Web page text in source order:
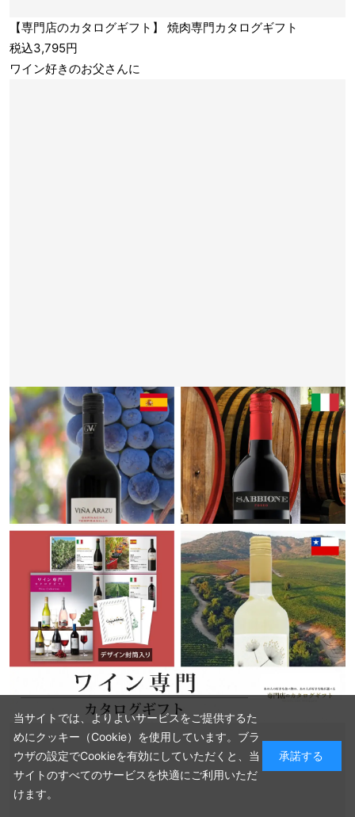
【専門店のカタログギフト】 焼肉専門カタログギフト
税込3,795円
ワイン好きのお父さんに
当サイトでは、よりよいサービスをご提供するた
めにクッキー（Cookie）を使用しています。ブラ
ウザの設定でCookieを有効にしていただくと、当
サイトのすべてのサービスを快適にご利用いただ
けます。
承諾する